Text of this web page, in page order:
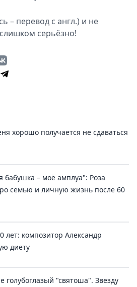
– перевод с англ.) и не
серьёзно!
хорошо получается не сдаваться
– моё амплуа": Роза
семью и личную жизнь после 60
композитор Александр
диету
"святоша". Звезду